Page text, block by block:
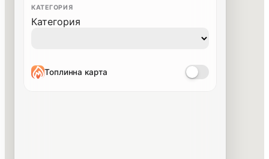
КАТЕГОРИЯ
Категория
Топлинна карта